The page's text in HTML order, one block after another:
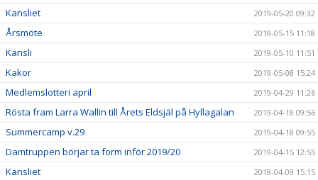
Kansliet 2019-05-20 09:32
Årsmöte 2019-05-15 11:18
Kansli 2019-05-10 11:51
Kakor 2019-05-08 15:24
Medlemslotteri april 2019-04-29 11:26
Rösta fram Larra Wallin till Årets Eldsjäl på Hyllagalan 2019-04-18 09:56
Summercamp v.29 2019-04-18 09:55
Damtruppen börjar ta form inför 2019/20 2019-04-15 12:55
Kansliet 2019-04-09 15:15